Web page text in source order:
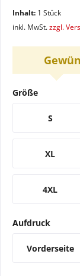
Inhalt: 1 Stück
inkl. MwSt.zzgl.
Größe
S
XL
4XL
Aufdruck
Vorderseite